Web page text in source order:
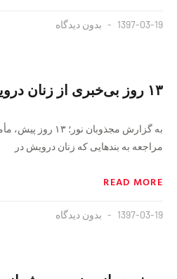
1397-03-19 بدون دیدگاه
۱۳ روز بی‌خبری از زنان درویش زندانی
به گزارش مجذوبان
مراجعه به بندهایی که زنان درویش در
READ MORE
1397-03-19 بدون دیدگاه